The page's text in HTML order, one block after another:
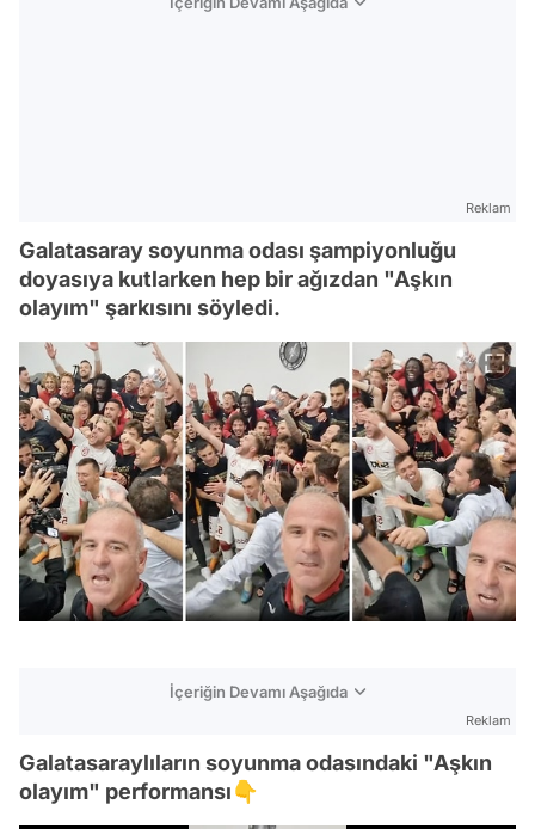
Reklam
Galatasaray soyunma odası şampiyonluğu
doyasıya kutlarken hep bir ağızdan "Aşkın
olayım" şarkısını söyledi.
İçeriğin Devamı Aşağıda
Reklam
Galatasaraylıların soyunma odasındaki "Aşkın
olayım" performansı👇